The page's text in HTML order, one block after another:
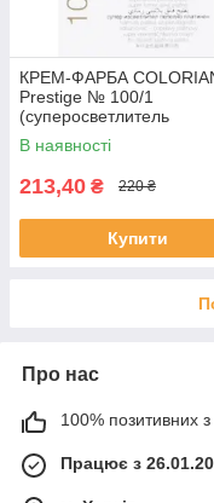
КРЕМ-ФАРБА
Prestige № 100/1
(суперосветлитель
попеляста платина)
В наявності
213,40 ₴ 220 ₴
Купити
Про нас
100% позитивних з
Працює з